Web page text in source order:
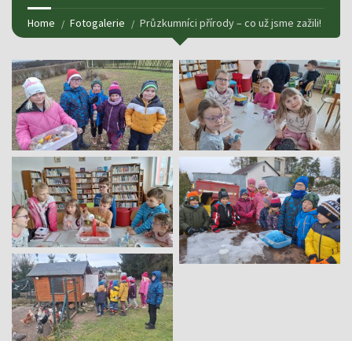
Home Fotogalerie Průzkumníci přírody – co už jsme zažili!